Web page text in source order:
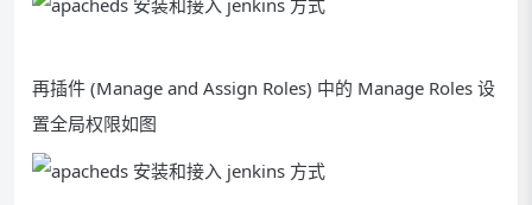
再插件 (Manage and Assign Roles) 中的 Manage Roles 设
置全局权限如图